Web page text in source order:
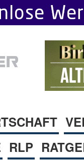
RLP